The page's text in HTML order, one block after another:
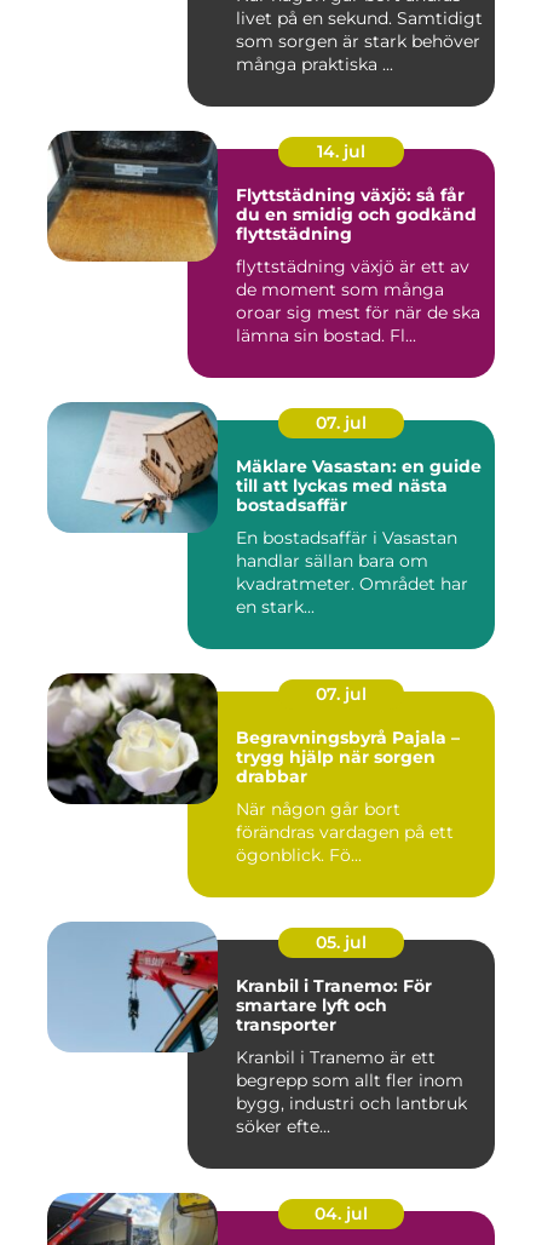
livet på en sekund. Samtidigt
som sorgen är stark behöver
många praktiska ...
14. jul
Flyttstädning växjö: så får
du en smidig och godkänd
flyttstädning
flyttstädning växjö är ett av
de moment som många
oroar sig mest för när de ska
lämna sin bostad. Fl...
07. jul
Mäklare Vasastan: en guide
till att lyckas med nästa
bostadsaffär
En bostadsaffär i Vasastan
handlar sällan bara om
kvadratmeter. Området har
en stark...
07. jul
Begravningsbyrå Pajala –
trygg hjälp när sorgen
drabbar
När någon går bort
förändras vardagen på ett
ögonblick. Fö...
05. jul
Kranbil i Tranemo: För
smartare lyft och
transporter
Kranbil i Tranemo är ett
begrepp som allt fler inom
bygg, industri och lantbruk
söker efte...
04. jul